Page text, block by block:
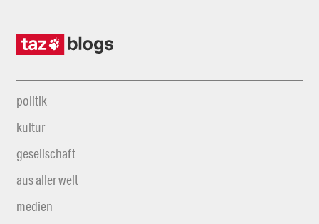
politik
kultur
gesellschaft
aus aller welt
medien